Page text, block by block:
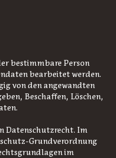
bestimmbare Person
bearbeitet werden.
von den angewandten
Beschaffen, Löschen,
Datenschutzrecht. Im
Grundverordnung
im